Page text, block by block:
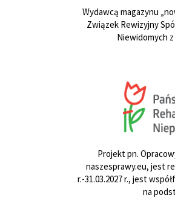
Wydawcą magazynu
Związek Rewizyjny
Niewidomych
Projekt pn.
naszesprawy.eu, jest
r.-31.03.2027 r., jest
na